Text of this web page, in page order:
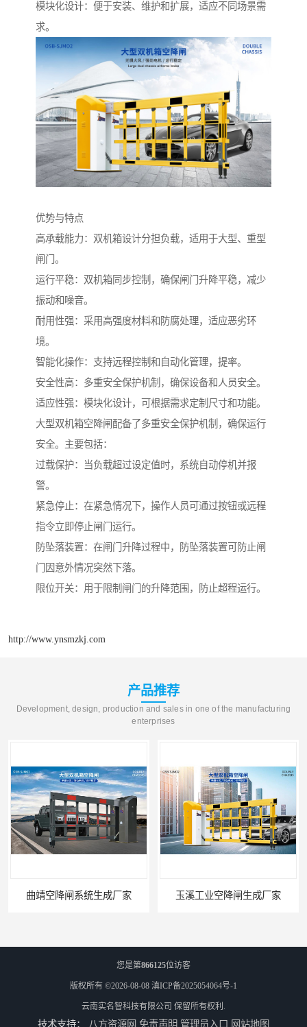
模块化设计：便于安装、维护和扩展，适应不同场景需
求。
优势与特点
高承载能力：双机箱设计分担负载，适用于大型、重型
闸门。
运行平稳：双机箱同步控制，确保闸门升降平稳，减少
振动和噪音。
耐用性强：采用高强度材料和防腐处理，适应恶劣环
境。
智能化操作：支持远程控制和自动化管理，提率。
安全性高：多重安全保护机制，确保设备和人员安全。
适应性强：模块化设计，可根据需求定制尺寸和功能。
大型双机箱空降闸配备了多重安全保护机制，确保运行
安全。主要包括：
过载保护：当负载超过设定值时，系统自动停机并报
警。
紧急停止：在紧急情况下，操作人员可通过按钮或远程
指令立即停止闸门运行。
防坠落装置：在闸门升降过程中，防坠落装置可防止闸
门因意外情况突然下落。
限位开关：用于限制闸门的升降范围，防止超程运行。
http://www.ynsmzkj.com
产品推荐
Development, design, production and sales in one of the manufacturing
enterprises
玉溪工业空降闸生成厂家
您是第866125位访客
版权所有 ©2026-08-08 滇ICP备2025054064号-1
云南实名智科技有限公司 保留所有权利.
技术支持： 八方资源网 免责声明 管理员入口 网站地图